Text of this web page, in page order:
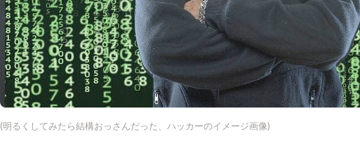
(明るくしてみたら結構おっさんだった、ハッカーのイメージ画像)